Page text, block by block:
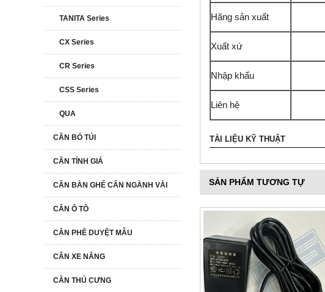
Hãng sản xuất
Xuất xứ
Nhập khẩu
Liên hệ
TÀI LIỆU KỸ THUẬT
SẢN PHẨM TƯƠNG TỰ
TANITA Series
CX Series
CR Series
CSS Series
QUA
CÂN BỎ TÚI
CÂN TÍNH GIÁ
CÂN BÀN GHẾ CÂN NGÀNH VẢI
CÂN Ô TÔ
CÂN PHÊ DUYỆT MẪU
CÂN XE NÂNG
CÂN THÚ CƯNG